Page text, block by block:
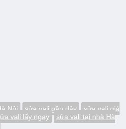
Nội sửa vali gần đây
sửa vali giá
vali lấy ngay
sửa vali tại nhà Hà